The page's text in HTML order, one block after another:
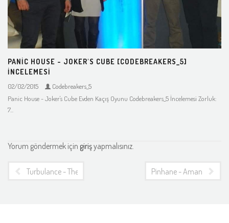
PANIC HOUSE - JOKER'S CUBE [CODEBREAKERS_5]
İNCELEMESI
02/02/2015
Codebreakers_5
Panic House - Joker's Cube Evden Kaçış Oyunu Codebreakers_5 İncelemesi Zorluk:
7...
Yorum göndermek için girişyapmalısınız.
Turbulance - The Bloody Restaurant [Codebreakers_5] İncelemesi
Pinhane - Amanvermez